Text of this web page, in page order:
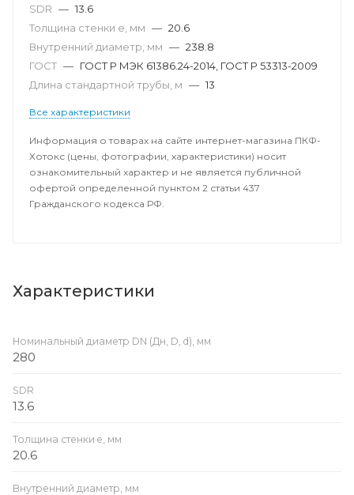
SDR — 13.6
Толщина стенки e, мм — 20.6
Внутренний диаметр, мм — 238.8
ГОСТ — ГОСТ Р МЭК 61386.24-2014, ГОСТ Р 53313-2009
Длина стандартной трубы, м — 13
Все характеристики
Информация о товарах на сайте интернет-магазина ПКФ-
Хотокс (цены, фотографии, характеристики) носит
ознакомительный характер и не является публичной
офертой определенной пунктом 2 статьи 437
Гражданского кодекса РФ.
Характеристики
Номинальный диаметр DN (Дн, D, d), мм
280
SDR
13.6
Толщина стенки e, мм
20.6
Внутренний диаметр, мм